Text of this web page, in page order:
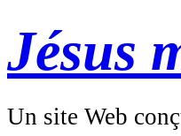
Jésus
Un site Web